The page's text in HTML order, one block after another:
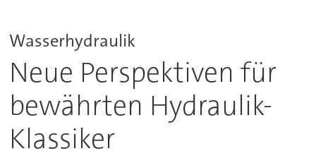
Wasserhydraulik
Neue Perspektiven für
bewährten Hydraulik-
Klassiker